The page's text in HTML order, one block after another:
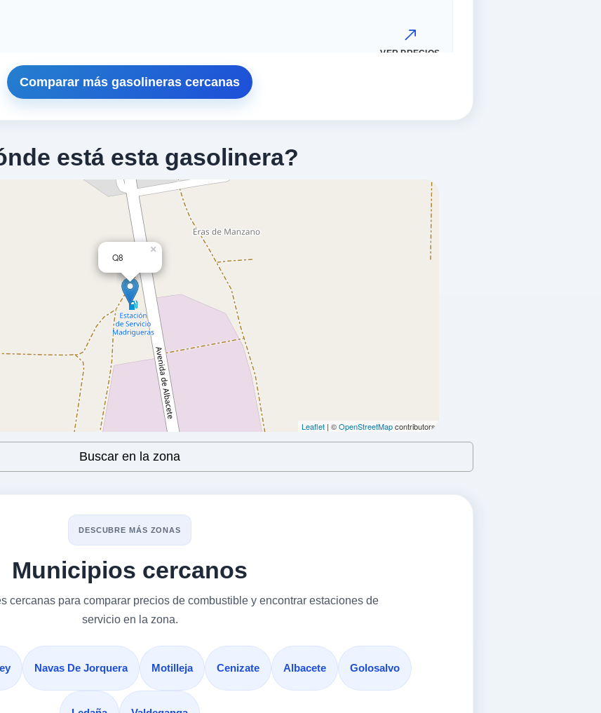
VER PRECIOS
Comparar más gasolineras cercanas
está esta gasolinera?
Q8
×
Leaflet | ©OpenStreetMapcontributors
Buscar en la zona
DESCUBRE MÁS ZONAS
Municipios cercanos
cercanas para comparar precios de combustible y encontrar estaciones de
servicio en la zona.
Navas De Jorquera Motilleja Cenizate Albacete Golosalvo